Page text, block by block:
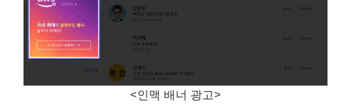
<인맥 배너 광고>